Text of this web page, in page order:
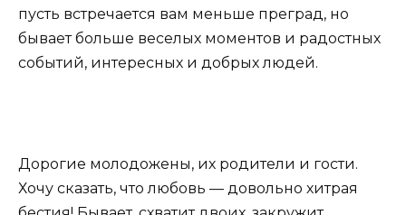
пусть встречается вам меньше преград, но
бывает больше веселых моментов и радостных
событий, интересных и добрых людей.
Дорогие молодожены, их родители и гости.
Хочу сказать, что любовь — довольно хитрая